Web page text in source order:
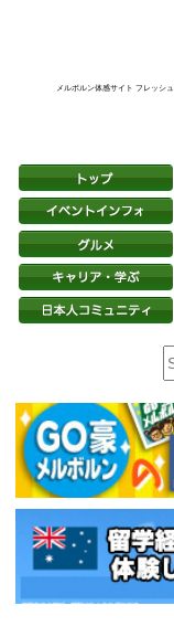
メルボルン体感サイト フレッシ